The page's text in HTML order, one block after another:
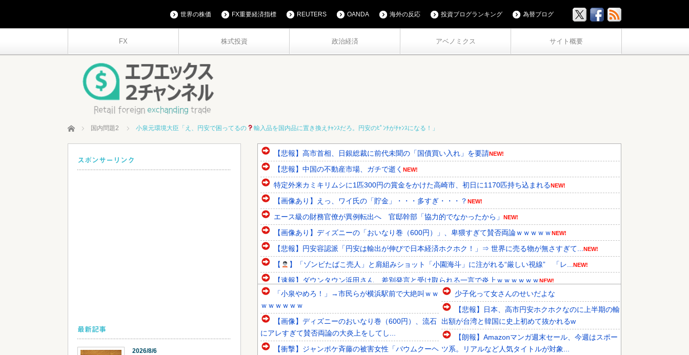
FX 株式投資 政治経済 アベノミクス サイト概要
世界の株価 FX重要経済指標 REUTERS OANDA 海外の反応 投資ブログランキング 為替ブログ
ホーム 国内問題2 小泉元環境大臣「え、円安で困ってるの 輸入品を国内品に置き換えﾁｬﾝｽだろ。円安のﾋﾟﾝﾁがﾁｬﾝｽになる！」
【悲報】高市首相、日銀総裁に前代未聞の「国債買い入れ」を要請NEW!
【悲報】中国の不動産市場、ガチで逝く NEW!
特定外来カミキリムシに1匹300円の賞金をかけた高崎市、初日に1170匹持ち込まれるNEW!
【画像あり】えっ、ワイ氏の「貯金」・・・多すぎ・・・？ NEW!
エース級の財務官僚が異例転出へ 官邸幹部「協力的でなかったから」 NEW!
【画像あり】ディズニーの「おいなり巻（600円）」、卑猥すぎて賛否両論ｗｗｗｗｗNEW!
【悲報】円安容認派「円安は輸出が伸びで日本経済ホクホク！」⇒ 世界に売る物が無さすぎて... NEW!
【 】「ゾンビたばこ売人」と肩組みショット「小園海斗」に注がれる“厳しい視線” 「レ... NEW!
【速報】ダウンタウン浜田さん、差別発言と受け取られる一言で炎上ｗｗｗｗｗｗNEW!
韓国人「韓国に10年間の出場権剥奪や過去ワールドカップ、オリンピック予選の記録削除を要...
韓国人「東南アジア各国が韓国サッカー協会による日本人や外国人審判接待を報道！」→「信頼...NEW!
韓国人「英メディアや海外各社も一斉に韓国サッカー協会を巡る過去の不祥事を報道！」→「国...
「小泉やめろ！」→市民らが横浜駅前で大絶叫ｗｗ
ｗｗｗｗｗｗ
【画像】ディズニーのおいなり巻（600円）、流石
にアレすぎて賛否両論の大炎上をしてし...
【衝撃】ジャンポケ斉藤の被害女性「バウムクーヘ
少子化って女さんのせいだよな
【悲報】日本、高市円安ホクホクなのに上半期の輸
出額が台湾と韓国に史上初めて抜かれるw
【朗報】Amazonマンガ週末セール、今週はスポー
ツ系。リアルなど人気タイトルが対象...
スポンサーリンク
最新記事
2026/8/6